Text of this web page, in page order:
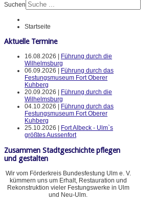
Suchen
Startseite
Aktuelle Termine
16.08.2026 |
Führung durch die
Wilhelmsburg
06.09.2026 |
Führung durch das
Festungsmuseum Fort Oberer
Kuhberg
20.09.2026 |
Führung durch die
Wilhelmsburg
04.10.2026 |
Führung durch das
Festungsmuseum Fort Oberer
Kuhberg
25.10.2026 |
Fort Albeck - Ulm`s
größtes Aussenfort
Zusammen Stadtgeschichte pflegen
und gestalten
Wir vom Förderkreis Bundesfestung Ulm e. V.
kümmern uns um Erhalt, Restauration und
Rekonstruktion vieler Festungswerke in Ulm
und Neu-Ulm.